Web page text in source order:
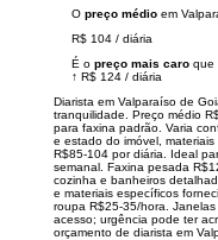
O preço médio em
R$ 104 / diária
É o preço mais caro que
↑ R$ 124 / diária
Diarista em Valparaíso de
tranquilidade. Preço médio
para faxina padrão. Varia
e estado do imóvel,
R$85-104 por diária. Ideal
semanal. Faxina pesada
cozinha e banheiros
e materiais específicos
roupa R$25-35/hora.
acesso; urgência pode ter
orçamento de diarista em